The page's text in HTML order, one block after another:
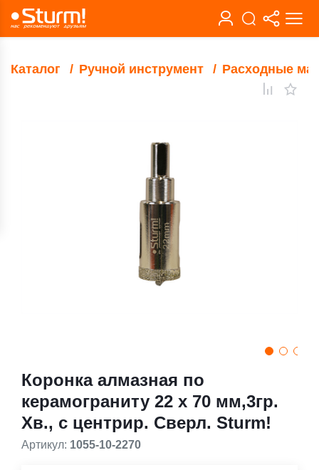
Каталог Ручной инструмент Расходные
Коронка алмазная по
керамограниту 22 х 70 мм,3гр.
Хв., с центрир. Cверл. Sturm!
Артикул: 1055-10-2270